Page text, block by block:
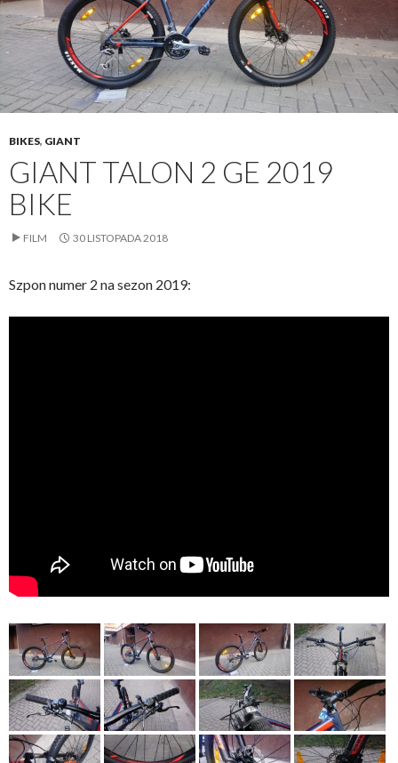
BIKES, GIANT
GIANT TALON 2 GE 2019
BIKE
FILM 30 LISTOPADA 2018
Szpon numer 2 na sezon 2019: